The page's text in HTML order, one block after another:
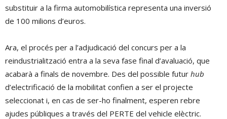
substituir a la firma automobilística representa una inversió
de 100 milions d’euros.
Ara, el procés per a l’adjudicació del concurs per a la
reindustrialització entra a la seva fase final d’avaluació, que
acabarà a finals de novembre. Des del possible futur hub
d’electrificació de la mobilitat confien a ser el projecte
seleccionat i, en cas de ser-ho finalment, esperen rebre
ajudes públiques a través del PERTE del vehicle elèctric.